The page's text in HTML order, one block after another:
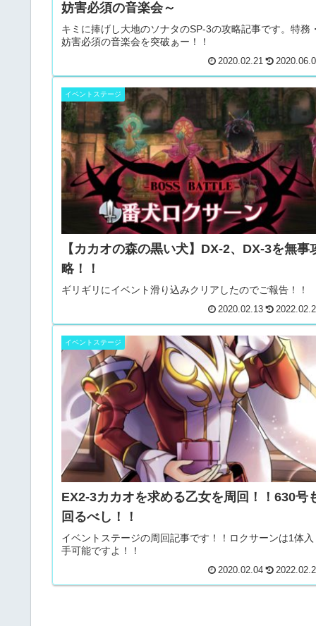
妨害必須の音楽会～
キミに捧げし大地のソナタのSP-3の攻略記事です。特務
妨害必須の音楽会を突破ぁー！！
2020.02.21
イベントステージ
【カカオの森の黒い犬】DX-2、DX-3を無事
略！！
ギリギリにイベント滑り込みクリアしたのでご報告！！
2020.02.13
イベントステージ
EX2-3カカオを求める乙女を周回！！630号
回るべし！！
イベントステージの周回記事です！！ロクサーンは1体入
手可能ですよ！！
2020.02.04